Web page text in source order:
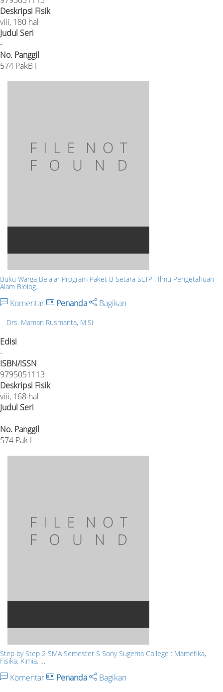
Deskripsi Fisik
viii, 180 hal
Judul Seri
-
No. Panggil
574 PakB I
Buku Warga Belajar Program Paket B Setara SLTP : Ilmu Pengetahuan
Alam Biolog…
Komentar Penanda Bagikan
Drs. Maman Rusmanta, M.Si
Edisi
-
ISBN/ISSN
9795051113
Deskripsi Fisik
viii, 168 hal
Judul Seri
-
No. Panggil
574 Pak I
Step by Step 2 SMA Semester S Sony Sugema College : Mametika,
Fisika, Kimia, …
Komentar Penanda
Bagikan